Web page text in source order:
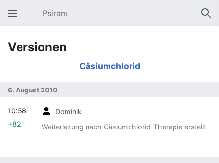
Hauptmenü öffnen Psiram
Versionen
Cäsiumchlorid
6. August 2010
Dominik
Weiterleitung nach Cäsiumchlorid-Therapie erstellt
10:58
+82